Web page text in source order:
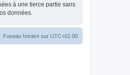
à une tierce partie sans
données.
Fuseau horaire sur UTC+01:00